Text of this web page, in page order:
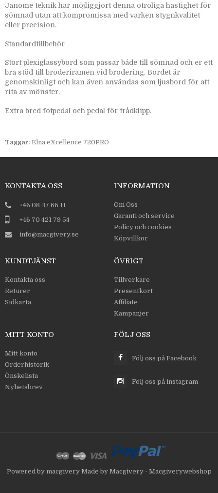
Janome teknik har möjliggjort denna otroliga hastighet för
sömnad utan att kompromissa med varken stygnkvalitet
eller precision.
Standardtillbehör
Stort plexiglassybord som passar både till sömnad och er ett
bra stöd till broderiramen vid brodering. Bordet är
genomskinligt och kan även användas som ljusbord för att
rita av mönster.
Extra bred fotpedal och pedal för trådklipp.
Taggar: Elna eXcellence 720PRO
KONTAKTA OSS
+46 08 37 66 11
+46 70 421 79 54
info@macgivery.se
INFORMATION
Om Oss
Garanti och service
Policy och cookies
Köpvillkor
KUNDTJÄNST
Kontakta oss
Returer
Sidkarta
ÖVRIGT
Tillverkare
Presentkort
Affiliate
Kampanjer
MITT KONTO
Mitt konto
Orderhistorik
Önskelista
Nyhetsbrev
FÖLJ OSS
Följ oss på Facebook
Följ oss på instagram
Powered by macgiveryMade by Macgivery - Macgiverywebshop